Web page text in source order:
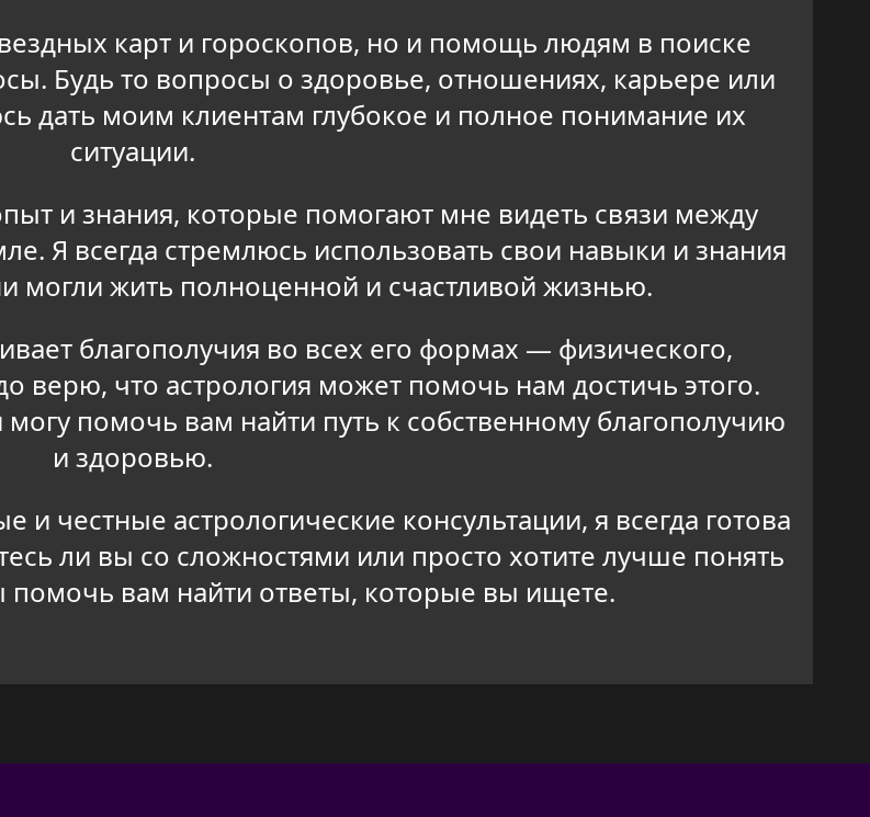
карт и гороскопов, но и помощь людям в поиске
Будь то вопросы о здоровье, отношениях, карьере или
дать моим клиентам глубокое и полное понимание их
ситуации.
и знания, которые помогают мне видеть связи между
Я всегда стремлюсь использовать свои навыки и знания
жить полноценной и счастливой жизнью.
благополучия во всех его формах — физического,
верю, что астрология может помочь нам достичь этого.
помочь вам найти путь к собственному благополучию
и здоровью.
честные астрологические консультации, я всегда готова
ли вы со сложностями или просто хотите лучше понять
помочь вам найти ответы, которые вы ищете.